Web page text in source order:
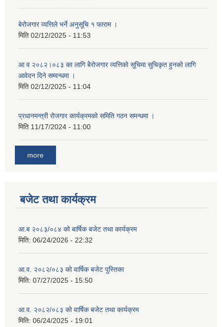
बेरोजगार व्यत्तिले भर्ने अनुसूचि १ फाराम ।
मिति 02/12/2025 - 11:53
आ व २०८२।०८३ का लागि बेेरोजगार व्यत्तिको सूचिमा सुचिकृत हुनको लागि
आवेदन दिने सम्वन्धमा ।
मिति 02/12/2025 - 11:04
प्रधानमन्त्री रोजगार कार्यक्रमको समिति गठन समन्धमा ।
मिति 11/17/2024 - 11:00
more
बजेट तथा कार्यक्रम
आ.ब २०८३/०८४ को बार्षिक बजेट तथा कार्यक्रम
मिति: 06/24/2026 - 22:32
आ.व. २०८२/०८३ को वार्षिक बजेट पुस्तिका
मिति: 07/27/2025 - 15:50
आ.व. २०८२/०८३ को वार्षिक बजेट तथा कार्यक्रम
मिति: 06/24/2025 - 19:01